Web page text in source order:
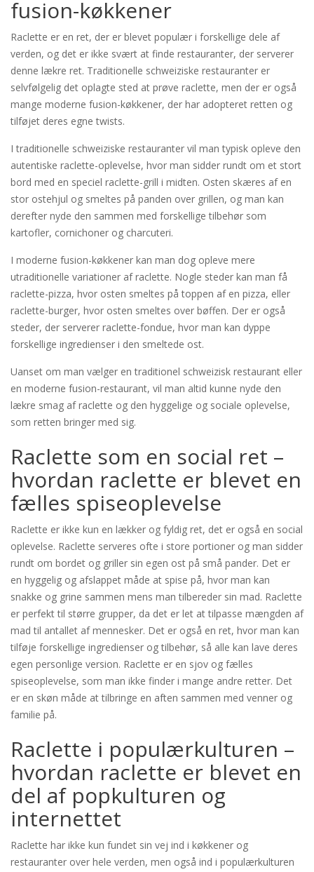
fusion-køkkener
Raclette er en ret, der er blevet populær i forskellige dele af
verden, og det er ikke svært at finde restauranter, der serverer
denne lækre ret. Traditionelle schweiziske restauranter er
selvfølgelig det oplagte sted at prøve raclette, men der er også
mange moderne fusion-køkkener, der har adopteret retten og
tilføjet deres egne twists.
I traditionelle schweiziske restauranter vil man typisk opleve den
autentiske raclette-oplevelse, hvor man sidder rundt om et stort
bord med en speciel raclette-grill i midten. Osten skæres af en
stor ostehjul og smeltes på panden over grillen, og man kan
derefter nyde den sammen med forskellige tilbehør som
kartofler, cornichoner og charcuteri.
I moderne fusion-køkkener kan man dog opleve mere
utraditionelle variationer af raclette. Nogle steder kan man få
raclette-pizza, hvor osten smeltes på toppen af en pizza, eller
raclette-burger, hvor osten smeltes over bøffen. Der er også
steder, der serverer raclette-fondue, hvor man kan dyppe
forskellige ingredienser i den smeltede ost.
Uanset om man vælger en traditionel schweizisk restaurant eller
en moderne fusion-restaurant, vil man altid kunne nyde den
lækre smag af raclette og den hyggelige og sociale oplevelse,
som retten bringer med sig.
Raclette som en social ret –
hvordan raclette er blevet en
fælles spiseoplevelse
Raclette er ikke kun en lækker og fyldig ret, det er også en social
oplevelse. Raclette serveres ofte i store portioner og man sidder
rundt om bordet og griller sin egen ost på små pander. Det er
en hyggelig og afslappet måde at spise på, hvor man kan
snakke og grine sammen mens man tilbereder sin mad. Raclette
er perfekt til større grupper, da det er let at tilpasse mængden af
mad til antallet af mennesker. Det er også en ret, hvor man kan
tilføje forskellige ingredienser og tilbehør, så alle kan lave deres
egen personlige version. Raclette er en sjov og fælles
spiseoplevelse, som man ikke finder i mange andre retter. Det
er en skøn måde at tilbringe en aften sammen med venner og
familie på.
Raclette i populærkulturen –
hvordan raclette er blevet en
del af popkulturen og
internettet
Raclette har ikke kun fundet sin vej ind i køkkener og
restauranter over hele verden, men også ind i populærkulturen